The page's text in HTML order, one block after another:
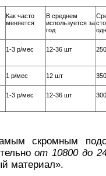
Как часто
меняется
В среднем
используется за
год
1-3 р/мес 12-36 шт
1 р/мес 12 шт
1-3 р/мес 12-36 шт
скромным
от 10800 до
материал».